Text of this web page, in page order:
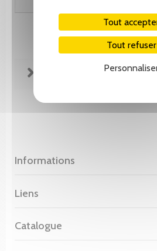
Tout
Tout refuser
FICHE TECHNIQUE
Informations
Liens
Catalogue